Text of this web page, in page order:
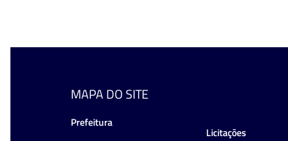
MAPA DO SITE
Prefeitura
Licitações